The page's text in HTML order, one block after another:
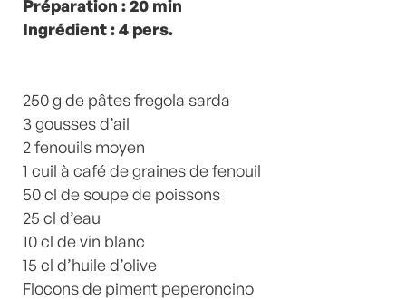
home,Vin blancbyLaurent Mariotte
Commentaires
Préparation : 20 min
Ingrédient : 4 pers.
250 g de pâtes fregola sarda
3 gousses d’ail
2 fenouils moyen
1 cuil à café de graines de fenouil
50 cl de soupe de poissons
25 cl d’eau
10 cl de vin blanc
15 cl d’huile d’olive
Flocons de piment peperoncino